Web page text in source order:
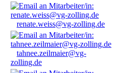
renate.weiss@vg-zolling.de
tahnee.zeilmaier@vg-
zolling.de